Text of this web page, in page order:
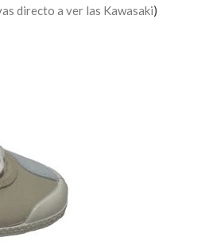
directo a ver las Kawasaki)